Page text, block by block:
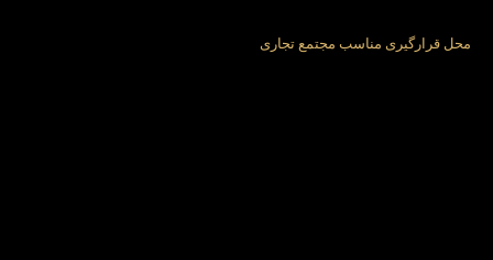
محل قرارگیری مناسب مجتمع تجاری